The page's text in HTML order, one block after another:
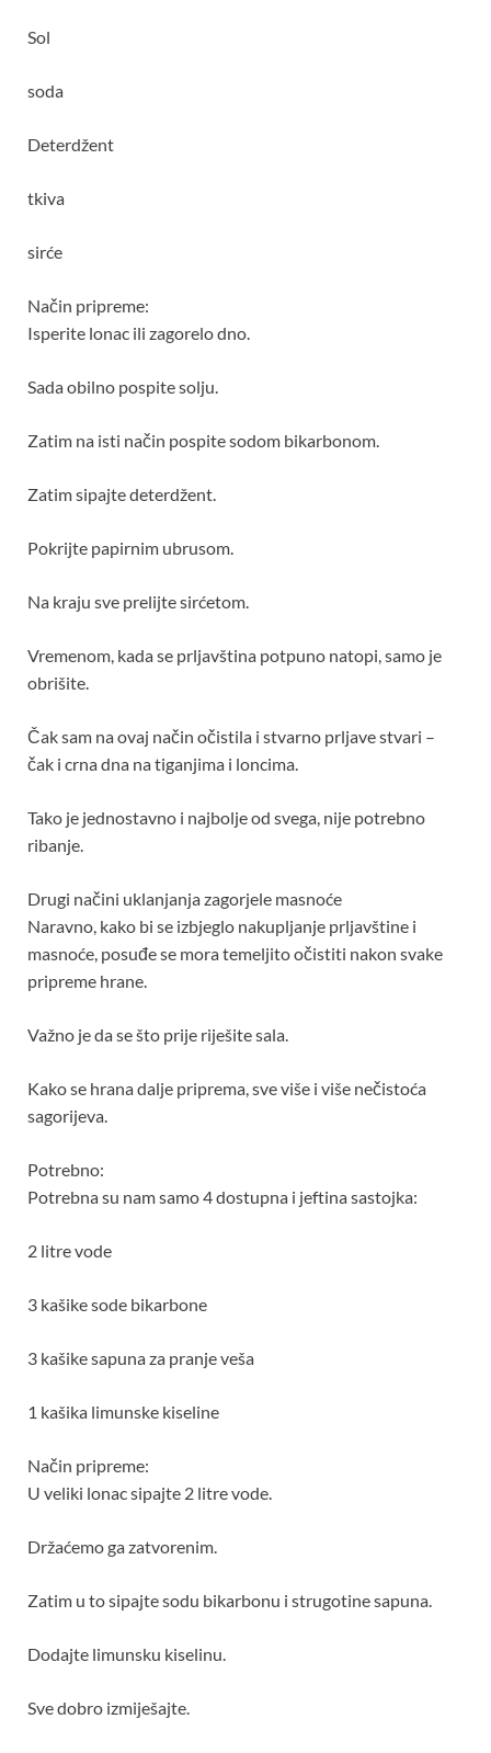
Sol
soda
Deterdžent
tkiva
sirće
Način pripreme:
Isperite lonac ili zagorelo dno.
Sada obilno pospite solju.
Zatim na isti način pospite sodom bikarbonom.
Zatim sipajte deterdžent.
Pokrijte papirnim ubrusom.
Na kraju sve prelijte sirćetom.
Vremenom, kada se prljavština potpuno natopi, samo je
obrišite.
Čak sam na ovaj način očistila i stvarno prljave stvari –
čak i crna dna na tiganjima i loncima.
Tako je jednostavno i najbolje od svega, nije potrebno
ribanje.
Drugi načini uklanjanja zagorjele masnoće
Naravno, kako bi se izbjeglo nakupljanje prljavštine i
masnoće, posuđe se mora temeljito očistiti nakon svake
pripreme hrane.
Važno je da se što prije riješite sala.
Kako se hrana dalje priprema, sve više i više nečistoća
sagorijeva.
Potrebno:
Potrebna su nam samo 4 dostupna i jeftina sastojka:
2 litre vode
3 kašike sode bikarbone
3 kašike sapuna za pranje veša
1 kašika limunske kiseline
Način pripreme:
U veliki lonac sipajte 2 litre vode.
Držaćemo ga zatvorenim.
Zatim u to sipajte sodu bikarbonu i strugotine sapuna.
Dodajte limunsku kiselinu.
Sve dobro izmiješajte.